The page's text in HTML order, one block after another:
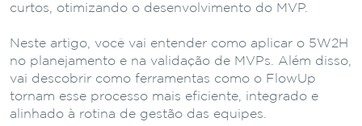
curtos, otimizando o desenvolvimento do MVP.
Neste artigo, você vai entender como aplicar o 5W2H
no planejamento e na validação de MVPs. Além disso,
vai descobrir como ferramentas como o FlowUp
tornam esse processo mais eficiente, integrado e
alinhado à rotina de gestão das equipes.